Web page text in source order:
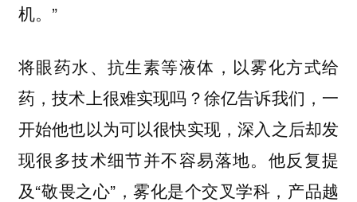
机。”
将眼药水、抗生素等液体，以雾化方式给
药，技术上很难实现吗？徐亿告诉我们，一
开始他也以为可以很快实现，深入之后却发
现很多技术细节并不容易落地。他反复提
及“敬畏之心”，雾化是个交叉学科，产品越